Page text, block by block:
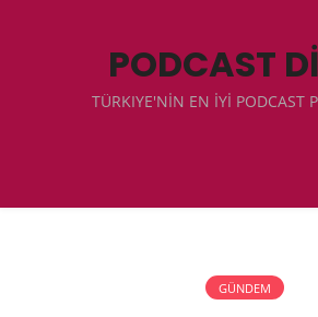
PODCAST
TÜRKIYE'NİN EN İYİ PODCAST
GÜNDEM